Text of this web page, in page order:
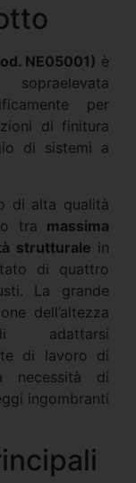
NE05001) è
per
di finitura
di sistemi a
di alta qualità
tra massima
strutturale in
di quattro
La grande
dell’altezza
adattarsi
di lavoro di
necessità di
ingombranti